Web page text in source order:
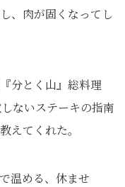
、肉が固くなってし
分とく山』総料理
ないステーキの指南
えてくれた。
温める、休ませ